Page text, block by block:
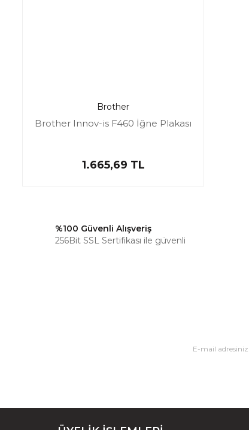
Brother
Brother Innov-is F460 İğne Plakası
1.665,69 TL
%100 Güvenli Alışveriş
256Bit SSL Sertifikası ile güvenli